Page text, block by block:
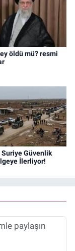
öldü mü? resmi
Suriye Güvenlik
İlerliyor!